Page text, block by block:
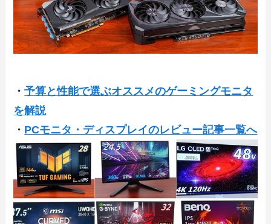
・予算と性能で選ぶオススメのゲーミングモニタ
を解説
・ PCモニタ・ディスプレイのレビュー記事一覧へ